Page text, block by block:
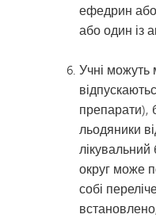
ефедрин
або один із
Учні можуть
препарати),
льодяники
округ може
собі